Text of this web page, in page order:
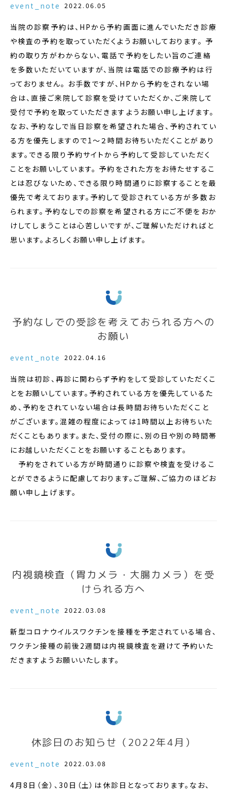
event_note 2022.06.05
当院の診察予約は、HPから予約画面に進んでいただき診療
や検査の予約を取っていただくようお願いしております。 予
約の取り方がわからない、電話で予約をしたい旨のご連絡
を多数いただいていますが、当院は電話での診療予約は行
っておりません。 お手数ですが、HPから予約をされない場
合は、直接ご来院して診察を受けていただくか、ご来院して
受付で予約を取っていただきますようお願い申し上げます。
なお、予約なしで当日診察を希望された場合、予約されてい
る方を優先しますので1～２時間お待ちいただくことがあり
ます。できる限り予約サイトから予約して受診していただく
ことをお願いしています。 予約をされた方をお待たせするこ
とは忍びないため、できる限り時間通りに診察することを最
優先で考えております。予約して受診されている方が多数お
られます。予約なしでの診察を希望される方にご不便をおか
けしてしまうことは心苦しいですが、ご理解いただければと
思います。よろしくお願い申し上げます。
予約なしでの受診を考えておられる方への
お願い
event_note 2022.04.16
当院は初診、再診に関わらず予約をして受診していただくこ
とをお願いしています。予約されている方を優先しているた
め、予約をされていない場合は長時間お待ちいただくこと
がございます。混雑の程度によっては1時間以上お待ちいた
だくこともあります。また、受付の際に、別の日や別の時間帯
にお越しいただくことをお願いすることもあります。
予約をされている方が時間通りに診察や検査を受けるこ
とができるように配慮しております。ご理解、ご協力のほどお
願い申し上げます。
内視鏡検査（胃カメラ・大腸カメラ）を受
けられる方へ
event_note 2022.03.08
新型コロナウイルスワクチンを接種を予定されている場合、
ワクチン接種の前後2週間は内視鏡検査を避けて予約いた
だきますようお願いいたします。
休診日のお知らせ（2022年4月）
event_note 2022.03.08
4月8日（金）、30日（土）は休診日となっております。なお、